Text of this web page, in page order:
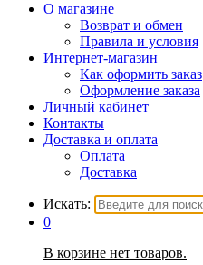
О магазине
Возврат и обмен
Правила и условия
Интернет-магазин
Как оформить заказ
Оформление заказа
Личный кабинет
Контакты
Доставка и оплата
Оплата
Доставка
Искать:
0
В корзине нет товаров.